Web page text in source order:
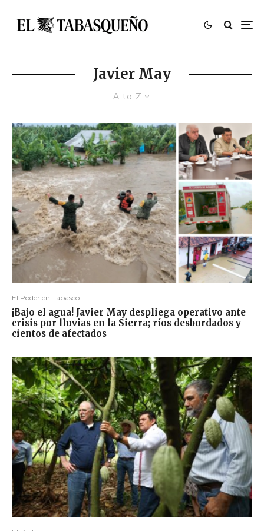
Javier May
A to Z
El Poder en Tabasco
¡Bajo el agua! Javier May despliega operativo ante
crisis por lluvias en la Sierra; ríos desbordados y
cientos de afectados